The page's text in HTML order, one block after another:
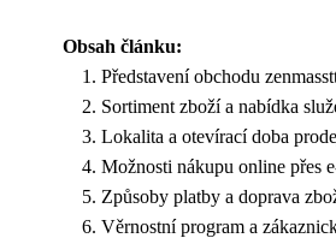
Obsah článku:
Představení obchodu
Sortiment zboží a nabídka
Lokalita a otevírací doba
Možnosti nákupu online přes
Způsoby platby a doprava
Věrnostní program a